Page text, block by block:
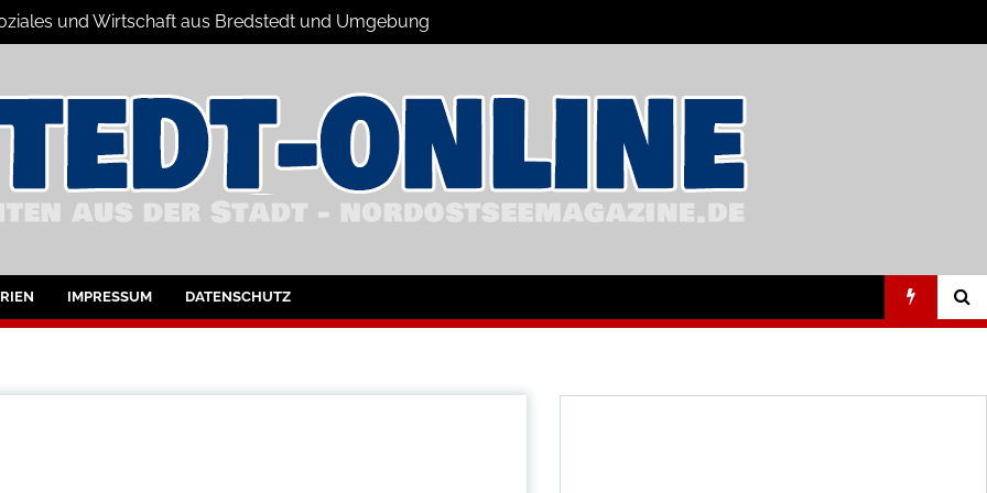
und Wirtschaft aus Bredstedt und Umgebung
und Umgebung
IMPRESSUM DATENSCHUTZ